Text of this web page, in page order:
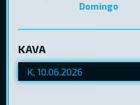
Domingo
KAVA